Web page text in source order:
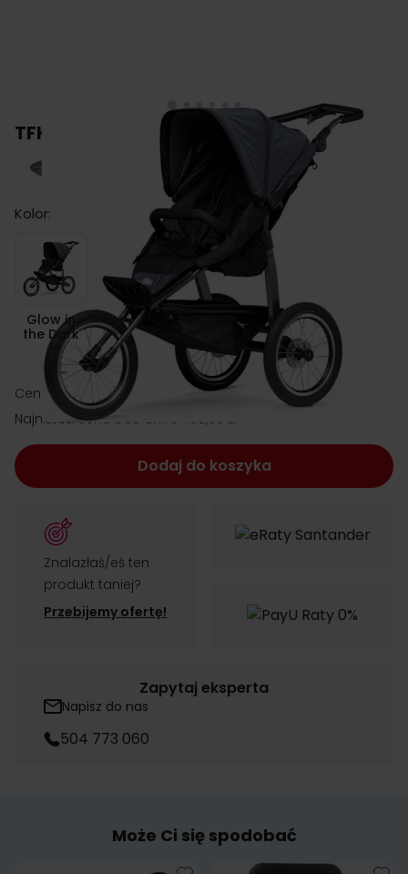
TFK SPORT wózek biegowy
Kolor:
Glow in the Dark
Glow in
the Dark
Cena: zł 3,495.00
zł 4,699.00
Najniższa cena z 30 dni: 3 495,00 zł
Dodaj do koszyka
Znalazłaś/eś ten
produkt taniej?
Przebijemy ofertę!
Zapytaj eksperta
Napisz do nas
504 773 060
Może Ci się spodobać